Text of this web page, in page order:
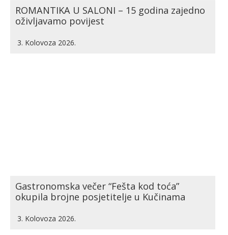
ROMANTIKA U SALONI – 15 godina zajedno
oživljavamo povijest
3. Kolovoza 2026.
Gastronomska večer “Fešta kod toća”
okupila brojne posjetitelje u Kučinama
3. Kolovoza 2026.